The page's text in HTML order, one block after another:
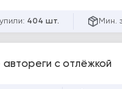
404 шт. Мин.
автореги с отлёжкой